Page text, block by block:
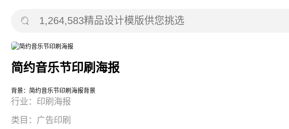
简约音乐节印刷海报
背景：简约音乐节印刷海报背景
行业：印刷海报
类目：广告印刷